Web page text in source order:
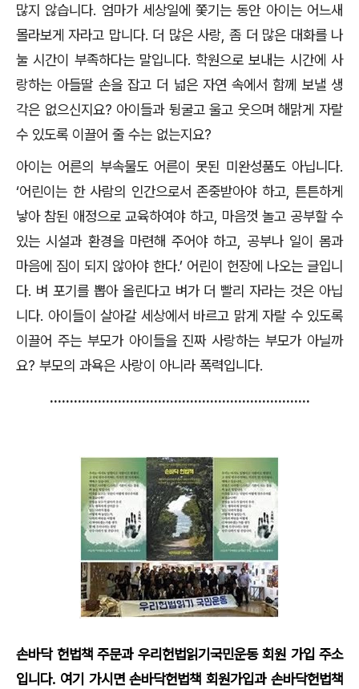
많지 않습니다. 엄마가 세상일에 쫓기는 동안 아이는 어느새
몰라보게 자라고 맙니다. 더 많은 사랑,좀 더 많은 대화를 나
눌 시간이 부족하다는 말입니다. 학원으로 보내는 시간에 사
랑하는 아들딸 손을 잡고 더 넓은 자연 속에서 함께 보낼 생
각은 없으신지요? 아이들과 뒹굴고 울고 웃으며 해맑게 자랄
수 있도록 이끌어 줄 수는 없는지요?
아이는 어른의 부속물도 어른이 못된 미완성품도 아닙니다.
‘어린이는 한 사람의 인간으로서 존중받아야 하고, 튼튼하게
낳아 참된 애정으로 교육하여야 하고, 마음껏 놀고 공부할 수
있는 시설과 환경을 마련해 주어야 하고, 공부나 일이 몸과
마음에 짐이 되지 않아야 한다.’ 어린이 헌장에 나오는 글입니
다. 벼 포기를 뽑아 올린다고 벼가 더 빨리 자라는 것은 아닙
니다. 아이들이 살아갈 세상에서 바르고 맑게 자랄 수 있도록
이끌어 주는 부모가 아이들을 진짜 사랑하는 부모가 아닐까
요? 부모의 과욕은 사랑이 아니라 폭력입니다.
.................................................................
손바닥 헌법책 주문과 우리헌법읽기국민운동 회원 가입 주소
입니다. 여기 가시면 손바닥헌법책 회원가입과 손바닥헌법책